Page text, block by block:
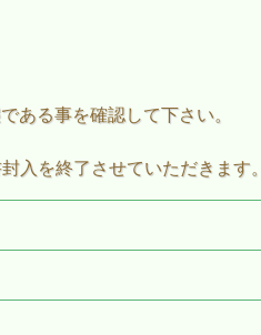
る事を確認して下さい。
入を終了させていただきます。